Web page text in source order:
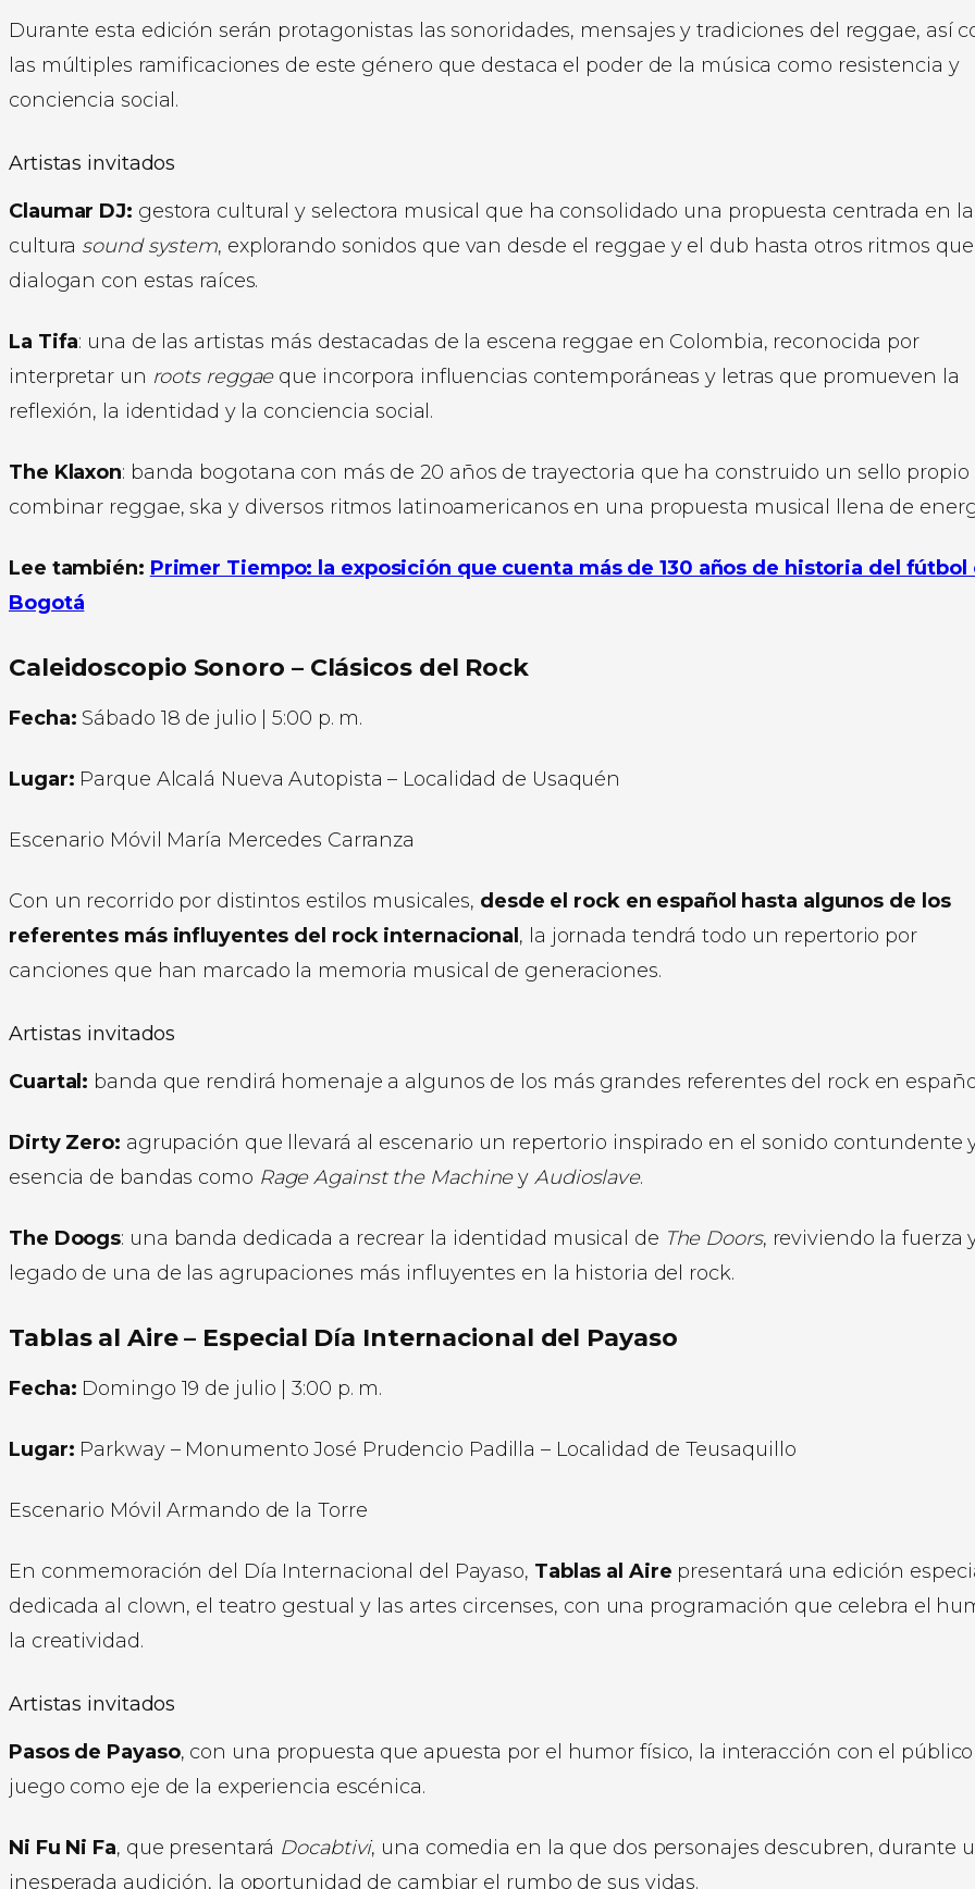
Durante esta edición serán protagonistas las sonoridades, mensajes y tradiciones del reggae, así
las múltiples ramificaciones de este género que destaca el poder de la música como resistencia y
conciencia social.
Artistas invitados
Claumar DJ: gestora cultural y selectora musical que ha consolidado una propuesta centrada en la
cultura sound system, explorando sonidos que van desde el reggae y el dub hasta otros ritmos que
dialogan con estas raíces.
La Tifa: una de las artistas más destacadas de la escena reggae en Colombia, reconocida por
interpretar un roots reggaeque incorpora influencias contemporáneas y letras que promueven la
reflexión, la identidad y la conciencia social.
The Klaxon: banda bogotana con más de 20 años de trayectoria que ha construido un sello propio
combinar reggae, ska y diversos ritmos latinoamericanos en una propuesta musical llena de
Lee también: Primer Tiempo: la exposición que cuenta más de 130 años de historia del fútbol
Bogotá
Caleidoscopio Sonoro – Clásicos del Rock
Fecha: Sábado 18 de julio | 5:00 p. m.
Lugar: Parque Alcalá Nueva Autopista – Localidad de Usaquén
Escenario Móvil María Mercedes Carranza
Con un recorrido por distintos estilos musicales, desde el rock en español hasta algunos de los
referentes más influyentes del rock internacional , la jornada tendrá todo un repertorio por
canciones que han marcado la memoria musical de generaciones.
Artistas invitados
Cuartal: banda que rendirá homenaje a algunos de los más grandes referentes del rock en
Dirty Zero: agrupación que llevará al escenario un repertorio inspirado en el sonido contundente
esencia de bandas como Rage Against the MachineyAudioslave.
The Doogs: una banda dedicada a recrear la identidad musical de The Doors, reviviendo la fuerza
legado de una de las agrupaciones más influyentes en la historia del rock.
Tablas al Aire – Especial Día Internacional del Payaso
Fecha: Domingo 19 de julio | 3:00 p. m.
Lugar: Parkway – Monumento José Prudencio Padilla – Localidad de Teusaquillo
Escenario Móvil Armando de la Torre
En conmemoración del Día Internacional del Payaso, Tablas al Aire presentará una edición
dedicada al clown, el teatro gestual y las artes circenses, con una programación que celebra el
la creatividad.
Artistas invitados
Pasos de Payaso, con una propuesta que apuesta por el humor físico, la interacción con el
juego como eje de la experiencia escénica.
Ni Fu Ni Fa, que presentará Docabtivi, una comedia en la que dos personajes descubren, durante
inesperada audición, la oportunidad de cambiar el rumbo de sus vidas.